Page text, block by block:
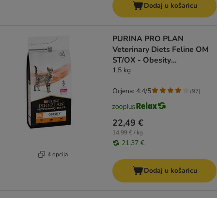
Dodaj u košaricu
4 opcija
PURINA PRO PLAN
Veterinary Diets Feline OM
ST/OX - Obesity
Management
1,5 kg
22,49 €
14,99 € / kg
21,37 €
Ocjena: 4.4/5 (97)
Dodaj u košaricu